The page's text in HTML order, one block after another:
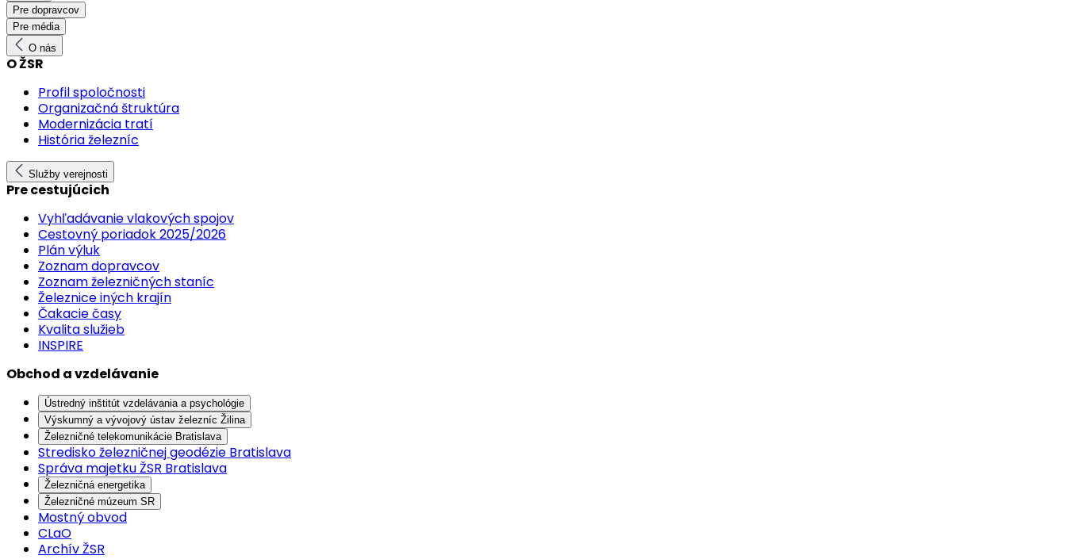
Pre dopravcov
Pre média
O nás
O ŽSR
Profil spoločnosti
Organizačná štruktúra
Modernizácia tratí
História železníc
Služby verejnosti
Pre cestujúcich
Vyhľadávanie vlakových spojov
Cestovný poriadok 2025/2026
Plán výluk
Zoznam dopravcov
Zoznam železničných staníc
Železnice iných krajín
Čakacie časy
Kvalita služieb
INSPIRE
Obchod a vzdelávanie
Ústredný inštitút vzdelávania a psychológie
Výskumný a vývojový ústav železníc Žilina
Železničné telekomunikácie Bratislava
Stredisko železničnej geodézie Bratislava
Správa majetku ŽSR Bratislava
Železničná energetika
Železničné múzeum SR
Mostný obvod
CLaO
Archív ŽSR